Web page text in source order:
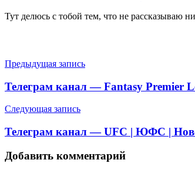
Тут делюсь с тобой тем, что не рассказываю
Навигация
по
записям
Предыдущая запись
Телеграм канал — Fantasy Premier
Следующая запись
Телеграм канал — UFC | ЮФС |
Добавить комментарий